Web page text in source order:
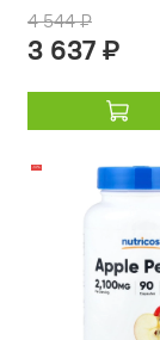
4 544 ₽
3 637 ₽
-14%